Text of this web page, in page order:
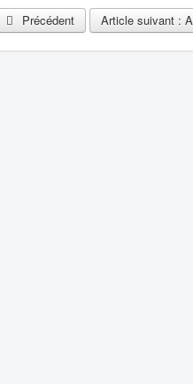
Précédent Article suivant :